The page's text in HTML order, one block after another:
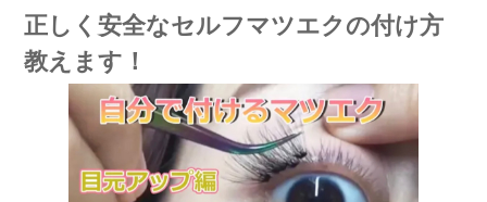
正しく安全なセルフマツエクの付け方
教えます！